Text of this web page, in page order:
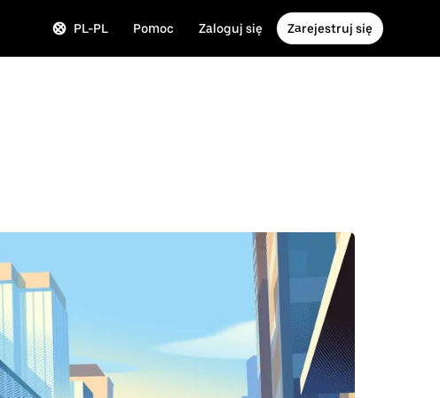
PL-PL Pomoc Zaloguj się Zarejestruj się